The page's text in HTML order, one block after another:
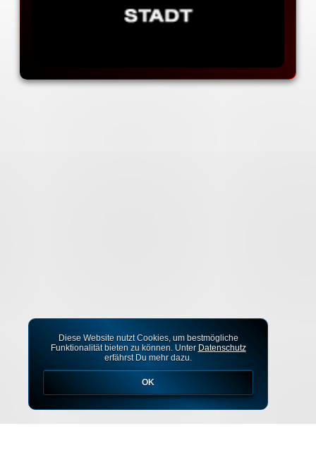
Diese Website nutzt Cookies, um bestmögliche
Funktionalität bieten zu können. Unter Datenschutz
erfährst Du mehr dazu.
OK